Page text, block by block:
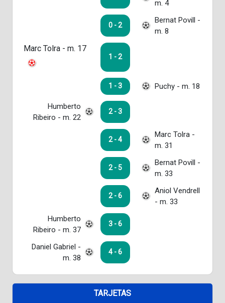
m. 4
0 - 2
Bernat Povill -
m. 8
Marc Tolra - m. 17
1 - 2
1 - 3 Puchy - m. 18
Humberto
Ribeiro - m. 22
2 - 3
2 - 4
Marc Tolra -
m. 31
2 - 5
Bernat Povill -
m. 33
2 - 6
Aniol Vendrell
- m. 33
Humberto
Ribeiro - m. 37
3 - 6
Daniel Gabriel -
m. 38
4 - 6
TARJETAS